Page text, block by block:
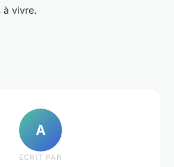
à vivre.
A
ECRIT PAR